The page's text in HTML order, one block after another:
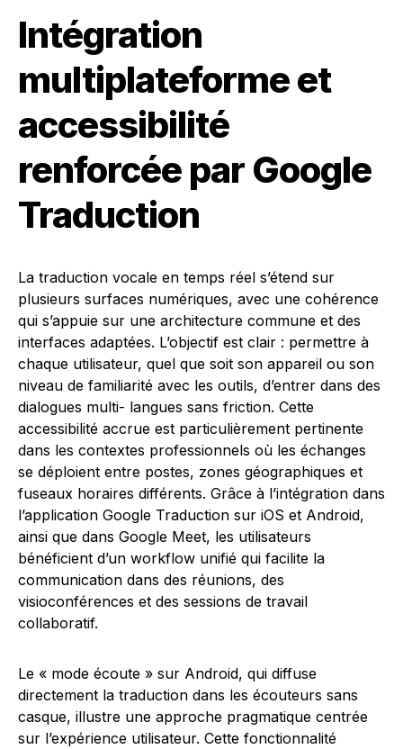
Intégration
multiplateforme et
accessibilité
renforcée par Google
Traduction
La traduction vocale en temps réel s’étend sur
plusieurs surfaces numériques, avec une cohérence
qui s’appuie sur une architecture commune et des
interfaces adaptées. L’objectif est clair : permettre à
chaque utilisateur, quel que soit son appareil ou son
niveau de familiarité avec les outils, d’entrer dans des
dialogues multi- langues sans friction. Cette
accessibilité accrue est particulièrement pertinente
dans les contextes professionnels où les échanges
se déploient entre postes, zones géographiques et
fuseaux horaires différents. Grâce à l’intégration dans
l’application Google Traduction sur iOS et Android,
ainsi que dans Google Meet, les utilisateurs
bénéficient d’un workflow unifié qui facilite la
communication dans des réunions, des
visioconférences et des sessions de travail
collaboratif.
Le « mode écoute » sur Android, qui diffuse
directement la traduction dans les écouteurs sans
casque, illustre une approche pragmatique centrée
sur l’expérience utilisateur. Cette fonctionnalité